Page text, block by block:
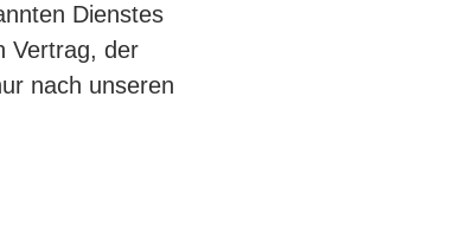
Dienstes
Vertrag, der
nach unseren